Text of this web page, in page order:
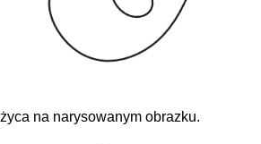
na narysowanym obrazku.